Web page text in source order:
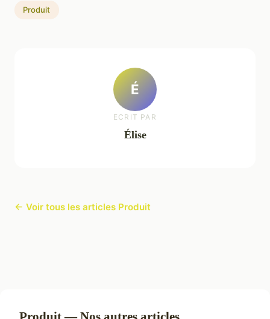
Produit
É
ECRIT PAR
Élise
← Voir tous les articles Produit
Produit — Nos autres articles